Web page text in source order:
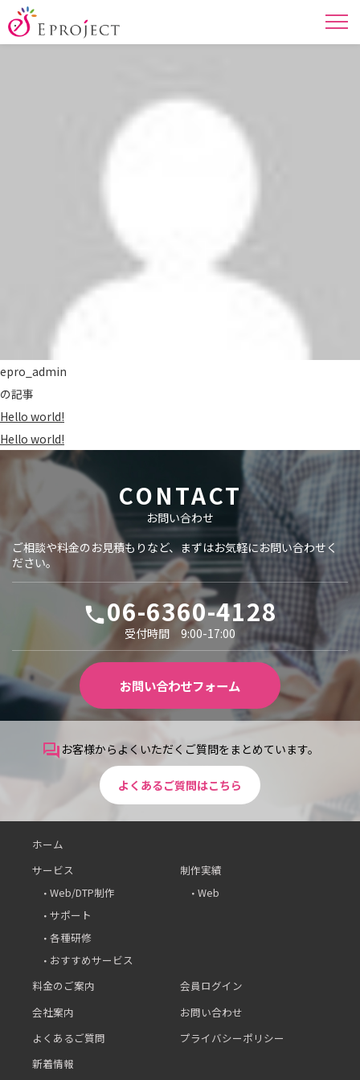
epro_admin
の記事
Hello world!
Hello world!
CONTACT
お問い合わせ
ご相談や料金のお見積もりなど、まずはお気軽にお問い合わせく
ださい。
local_phone06-6360-4128
受付時間 9:00-17:00
お問い合わせフォーム
question_answer お客様からよくいただくご質問をまとめています。
よくあるご質問はこちら
ホーム
サービス
Web/DTP制作
サポート
各種研修
おすすめサービス
制作実績
Web
料金のご案内
会社案内
よくあるご質問
新着情報
会員ログイン
お問い合わせ
プライバシーポリシー